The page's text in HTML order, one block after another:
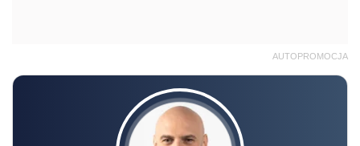
AUTOPROMOCJA